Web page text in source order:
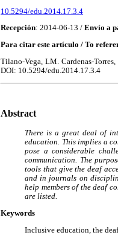
10.5294/edu.2014.17.3.4
Recepción: 2014-06-13 / Envío a
Para citar este artículo / To
Tilano-Vega, LM. Cardenas-Torres,
DOI: 10.5294/edu.2014.17.3.4
Abstract
There is a great deal of
education. This implies a
pose a considerable
communication. The
tools that give the deaf
and in journals on
help members of the deaf
are listed.
Keywords
Inclusive education, the